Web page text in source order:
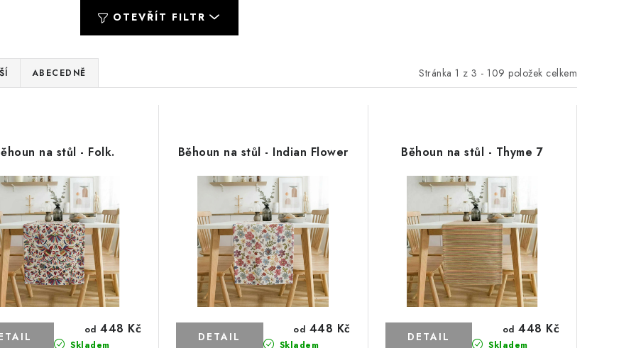
OTEVŘÍT FILTR
Stránka 1 z 3 - 109 položek celkem
ABECEDNĚ
na stůl - Folk.
Skladem
od 448 Kč
Běhoun na stůl - Indian Flower
Skladem
od 448 Kč
Běhoun na stůl - Thyme 7
Skladem
od 448 Kč